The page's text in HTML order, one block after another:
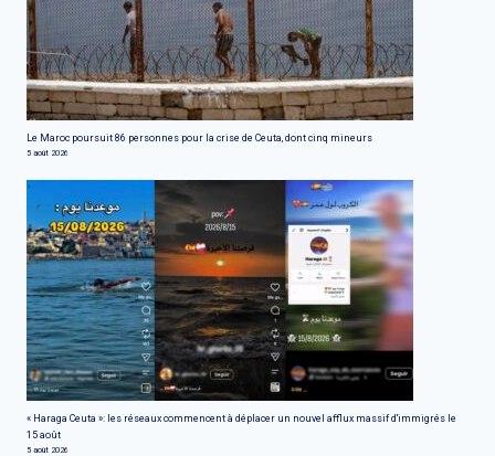
Le Maroc poursuit 86 personnes pour la crise de Ceuta, dont cinq mineurs
5 août 2026
« Haraga Ceuta »: les réseaux commencent à déplacer un nouvel afflux massif d'immigrés le
15 août
5 août 2026